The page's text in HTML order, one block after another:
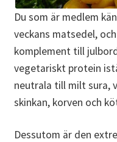
Du som är medlem
veckans matsedel,
komplement till
vegetariskt protein
neutrala till milt sura,
skinkan, korven och
Dessutom är den